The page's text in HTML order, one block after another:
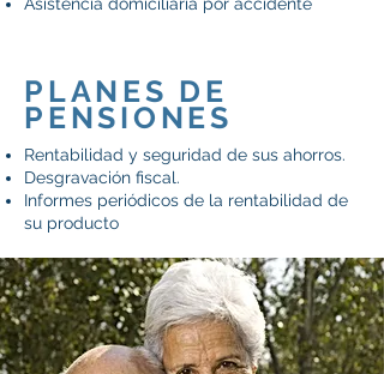
PLANES DE
PENSIONES
Rentabilidad y seguridad de sus ahorros.
Desgravación fiscal.
Informes periódicos de la rentabilidad de
su producto